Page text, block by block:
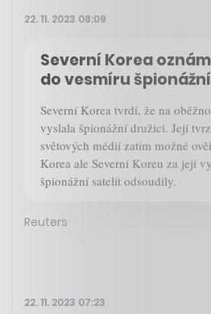
22. 11. 2023 08:09
Severní Korea
do vesmíru
Severní Korea tvrdí, že na
vyslala špionážní družici. Její
světových médií zatím možné
Korea ale Severní Koreu za její
špionážní satelit odsoudily.
Reuters
22. 11. 2023 07:23